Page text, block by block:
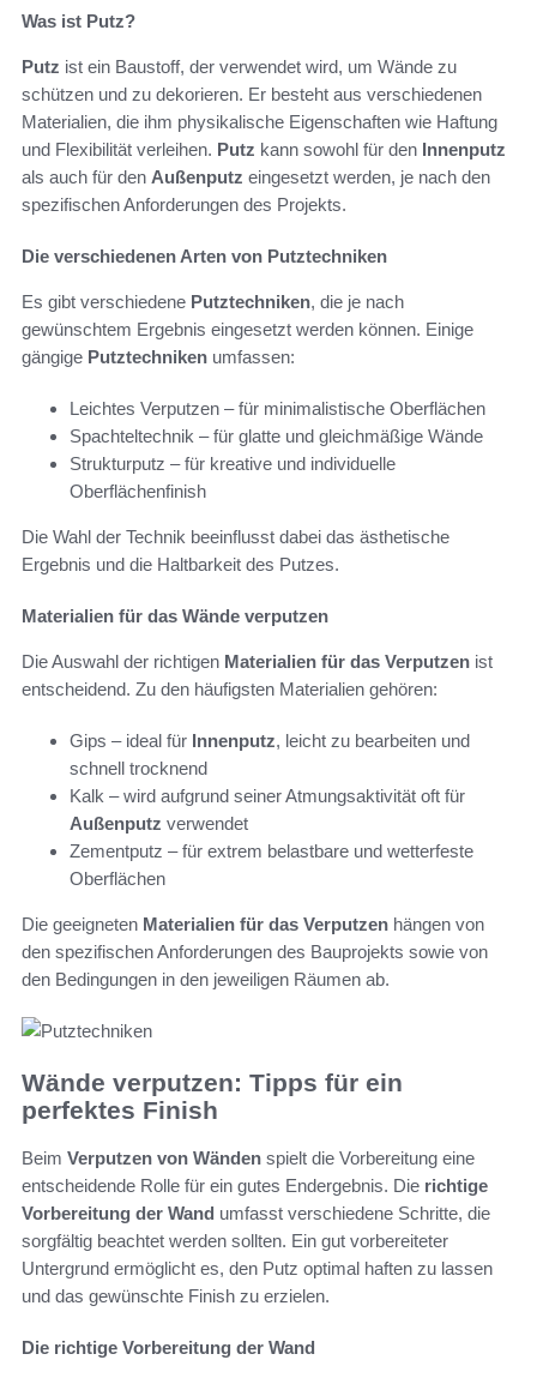
Was ist Putz?
Putz ist ein Baustoff, der verwendet wird, um Wände zu
schützen und zu dekorieren. Er besteht aus verschiedenen
Materialien, die ihm physikalische Eigenschaften wie Haftung
und Flexibilität verleihen. Putz kann sowohl für den Innenputz
als auch für den Außenputz eingesetzt werden, je nach den
spezifischen Anforderungen des Projekts.
Die verschiedenen Arten von Putztechniken
Es gibt verschiedene Putztechniken, die je nach
gewünschtem Ergebnis eingesetzt werden können. Einige
gängige Putztechniken umfassen:
Leichtes Verputzen – für minimalistische Oberflächen
Spachteltechnik – für glatte und gleichmäßige Wände
Strukturputz – für kreative und individuelle
Oberflächenfinish
Die Wahl der Technik beeinflusst dabei das ästhetische
Ergebnis und die Haltbarkeit des Putzes.
Materialien für das Wände verputzen
Die Auswahl der richtigen Materialien für das Verputzen ist
entscheidend. Zu den häufigsten Materialien gehören:
Gips – ideal für Innenputz, leicht zu bearbeiten und
schnell trocknend
Kalk – wird aufgrund seiner Atmungsaktivität oft für
Außenputz verwendet
Zementputz – für extrem belastbare und wetterfeste
Oberflächen
Die geeigneten Materialien für das Verputzen hängen von
den spezifischen Anforderungen des Bauprojekts sowie von
den Bedingungen in den jeweiligen Räumen ab.
Wände verputzen: Tipps für ein
perfektes Finish
Beim Verputzen von Wänden spielt die Vorbereitung eine
entscheidende Rolle für ein gutes Endergebnis. Die richtige
Vorbereitung der Wand umfasst verschiedene Schritte, die
sorgfältig beachtet werden sollten. Ein gut vorbereiteter
Untergrund ermöglicht es, den Putz optimal haften zu lassen
und das gewünschte Finish zu erzielen.
Die richtige Vorbereitung der Wand